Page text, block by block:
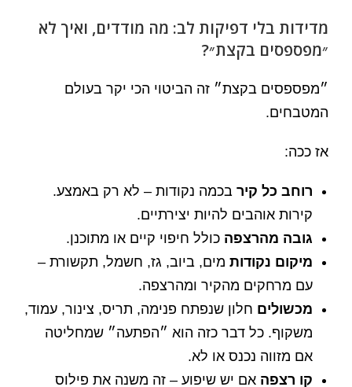
מדידות בלי דפיקות לב: מה מודדים, ואיך לא
״מפספסים בקצת״?
״מפספסים בקצת״ זה הביטוי הכי יקר בעולם
המטבחים.
אז ככה:
רוחב כל קיר בכמה נקודות – לא רק באמצע.
קירות אוהבים להיות יצירתיים.
גובה מהרצפה כולל חיפוי קיים או מתוכנן.
מיקום נקודות מים, ביוב, גז, חשמל, תקשורת –
עם מרחקים מהקיר ומהרצפה.
מכשולים חלון שנפתח פנימה, תריס, צינור, עמוד,
משקוף. כל דבר כזה הוא ״הפתעה״ שמחליטה
אם מזווה נכנס או לא.
קו רצפה אם יש שיפוע – זה משנה את פילוס